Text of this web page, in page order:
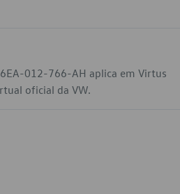
012-766-AH aplica em Virtus
oficial da VW.